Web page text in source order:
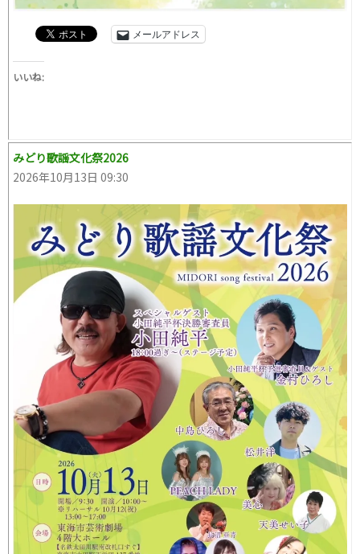
メールアドレス
いいね:
みどり歌謡文化祭2026
2026年10月13日 09:30